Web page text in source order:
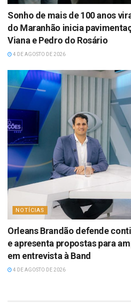
Sonho de mais de 100 anos
do Maranhão inicia
Viana e Pedro do Rosário
4 DE AGOSTO DE 2026
NOTÍCIAS
Orleans Brandão defende
e apresenta propostas para
em entrevista à Band
4 DE AGOSTO DE 2026